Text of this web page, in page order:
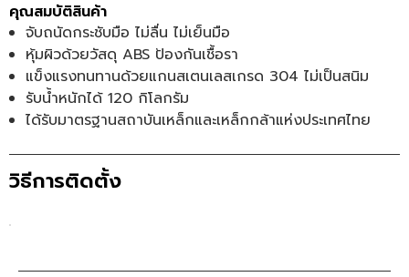
คุณสมบัติสินค้า
จับถนัดกระชับมือ ไม่ลื่น ไม่เย็นมือ
หุ้มผิวด้วยวัสดุ ABS ป้องกันเชื้อรา
แข็งแรงทนทานด้วยแกนสเตนเลสเกรด 304 ไม่เป็นสนิม
รับน้ำหนักได้ 120 กิโลกรัม
ได้รับมาตรฐานสถาบันเหล็กและเหล็กกล้าแห่งประเทศไทย
วิธีการติดตั้ง